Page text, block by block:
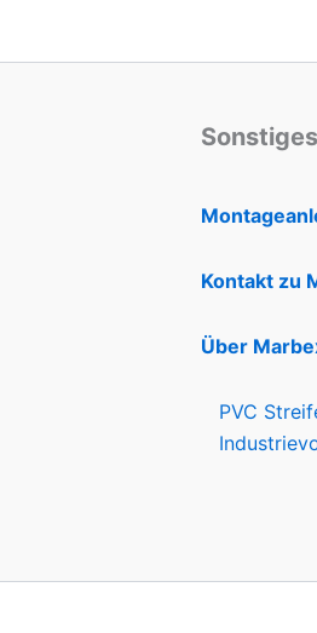
Sonstiges
Kontakt zu
Über
PVC